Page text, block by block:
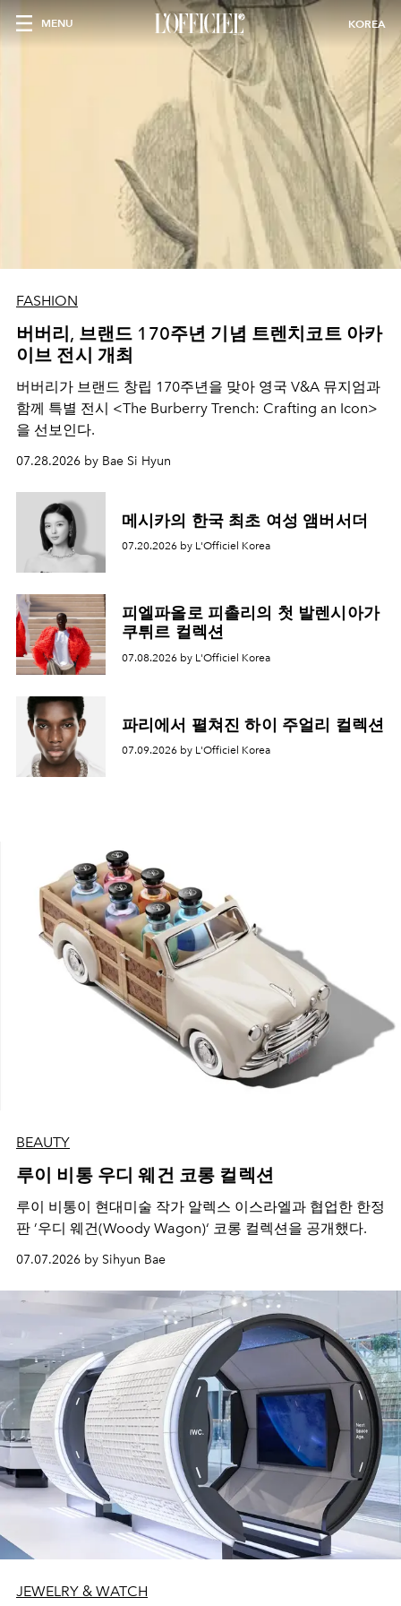
MENU KOREA
FASHION
버버리, 브랜드 170주년 기념 트렌치코트 아카
이브 전시 개최
버버리가 브랜드 창립 170주년을 맞아 영국 V&A 뮤지엄과
함께 특별 전시 <The Burberry Trench: Crafting an Icon>
을 선보인다.
07.28.2026 by Bae Si Hyun
메시카의 한국 최초 여성 앰버서더
07.20.2026 by L'Officiel Korea
피엘파올로 피촐리의 첫 발렌시아가
쿠튀르 컬렉션
07.08.2026 by L'Officiel Korea
파리에서 펼쳐진 하이 주얼리 컬렉션
07.09.2026 by L'Officiel Korea
BEAUTY
루이 비통 우디 웨건 코롱 컬렉션
루이 비통이 현대미술 작가 알렉스 이스라엘과 협업한 한정
판 ’우디 웨건(Woody Wagon)‘ 코롱 컬렉션을 공개했다.
07.07.2026 by Sihyun Bae
JEWELRY & WATCH